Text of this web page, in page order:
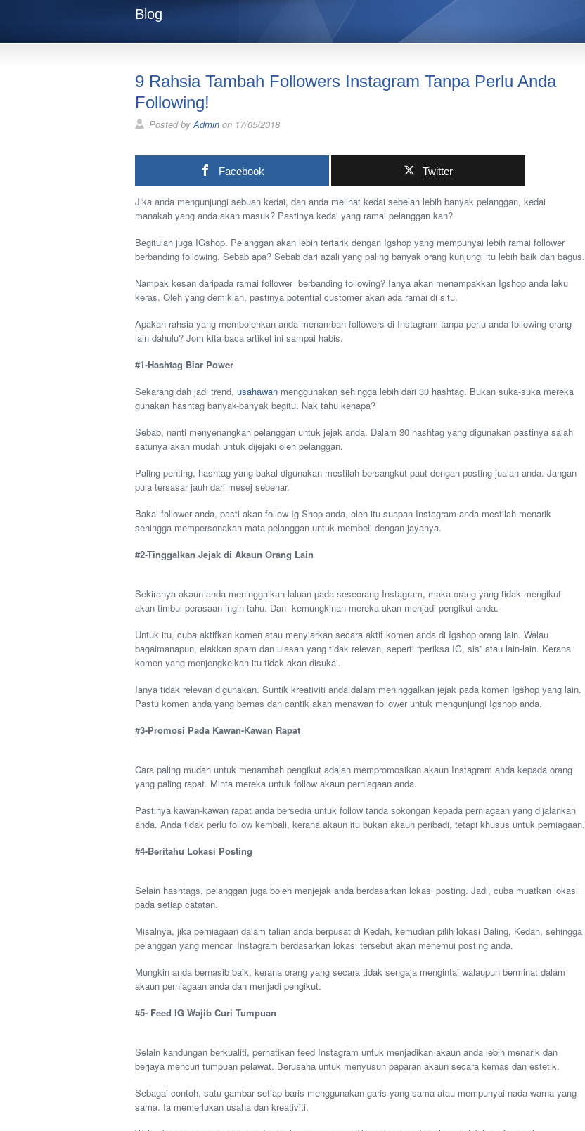
Blog
9 Rahsia Tambah Followers Instagram Tanpa Perlu Anda
Following!
Posted byAdmin on 17/05/2018
Facebook Twitter
Jika anda mengunjungi sebuah kedai, dan anda melihat kedai sebelah lebih banyak pelanggan, kedai
manakah yang anda akan masuk? Pastinya kedai yang ramai pelanggan kan?
Begitulah juga IGshop. Pelanggan akan lebih tertarik dengan Igshop yang mempunyai lebih ramai follower
berbanding following. Sebab apa? Sebab dari azali yang paling banyak orang kunjungi itu lebih baik dan bagus.
Nampak kesan daripada ramai follower berbanding following? Ianya akan menampakkan Igshop anda laku
keras. Oleh yang demikian, pastinya potential customer akan ada ramai di situ.
Apakah rahsia yang membolehkan anda menambah followers di Instagram tanpa perlu anda following orang
lain dahulu? Jom kita baca artikel ini sampai habis.
#1-Hashtag Biar Power
Sekarang dah jadi trend, usahawan menggunakan sehingga lebih dari 30 hashtag. Bukan suka-suka mereka
gunakan hashtag banyak-banyak begitu. Nak tahu kenapa?
Sebab, nanti menyenangkan pelanggan untuk jejak anda. Dalam 30 hashtag yang digunakan pastinya salah
satunya akan mudah untuk dijejaki oleh pelanggan.
Paling penting, hashtag yang bakal digunakan mestilah bersangkut paut dengan posting jualan anda. Jangan
pula tersasar jauh dari mesej sebenar.
Bakal follower anda, pasti akan follow Ig Shop anda, oleh itu suapan Instagram anda mestilah menarik
sehingga mempersonakan mata pelanggan untuk membeli dengan jayanya.
#2-Tinggalkan Jejak di Akaun Orang Lain
Sekiranya akaun anda meninggalkan laluan pada seseorang Instagram, maka orang yang tidak mengikuti
akan timbul perasaan ingin tahu. Dan kemungkinan mereka akan menjadi pengikut anda.
Untuk itu, cuba aktifkan komen atau menyiarkan secara aktif komen anda di Igshop orang lain. Walau
bagaimanapun, elakkan spam dan ulasan yang tidak relevan, seperti “periksa IG, sis” atau lain-lain. Kerana
komen yang menjengkelkan itu tidak akan disukai.
Ianya tidak relevan digunakan. Suntik kreativiti anda dalam meninggalkan jejak pada komen Igshop yang lain.
Pastu komen anda yang bernas dan cantik akan menawan follower untuk mengunjungi Igshop anda.
#3-Promosi Pada Kawan-Kawan Rapat
Cara paling mudah untuk menambah pengikut adalah mempromosikan akaun Instagram anda kepada orang
yang paling rapat. Minta mereka untuk follow akaun perniagaan anda.
Pastinya kawan-kawan rapat anda bersedia untuk follow tanda sokongan kepada perniagaan yang dijalankan
anda. Anda tidak perlu follow kembali, kerana akaun itu bukan akaun peribadi, tetapi khusus untuk perniagaan.
#4-Beritahu Lokasi Posting
Selain hashtags, pelanggan juga boleh menjejak anda berdasarkan lokasi posting. Jadi, cuba muatkan lokasi
pada setiap catatan.
Misalnya, jika perniagaan dalam talian anda berpusat di Kedah, kemudian pilih lokasi Baling, Kedah, sehingga
pelanggan yang mencari Instagram berdasarkan lokasi tersebut akan menemui posting anda.
Mungkin anda bernasib baik, kerana orang yang secara tidak sengaja mengintai walaupun berminat dalam
akaun perniagaan anda dan menjadi pengikut.
#5- Feed IG Wajib Curi Tumpuan
Selain kandungan berkualiti, perhatikan feed Instagram untuk menjadikan akaun anda lebih menarik dan
berjaya mencuri tumpuan pelawat. Berusaha untuk menyusun paparan akaun secara kemas dan estetik.
Sebagai contoh, satu gambar setiap baris menggunakan garis yang sama atau mempunyai nada warna yang
sama. Ia memerlukan usaha dan kreativiti.